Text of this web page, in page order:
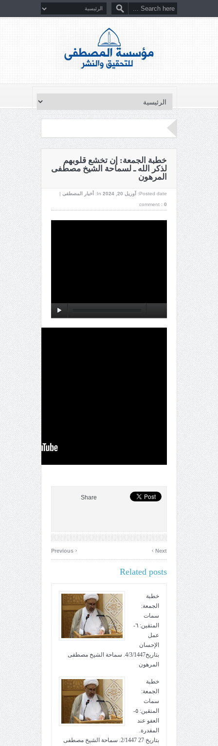
خطبة الجمعة: إن تخشع قلوبهم
لذكر الله ـ لسماحة الشيخ مصطفى
المرهون
Posted date: آوریل 20, 2024 In: أخبار المصطفى |
comment : 0
Share
‹ Next
›
Related posts
خطبة
الجمعة:
سمات
المتقين: ٦-
عمل
الإحسان
بتاريخ4/3/1447. سماحة الشيخ مصطفى
المرهون
خطبة
الجمعة:
سمات
المتقين: ٥-
العفو عند
المقدرة.
بتاريخ 27 2/1447. سماحة الشيخ مصطفى